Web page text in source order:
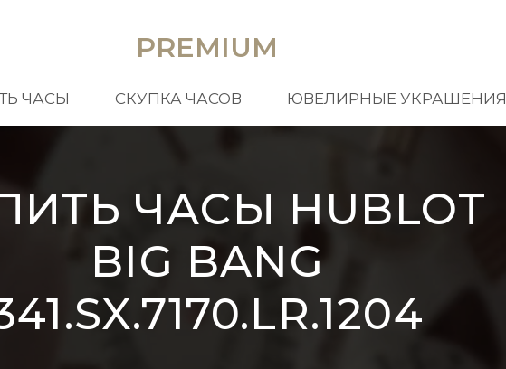
PREMIUM
ЧАСЫ СКУПКА ЧАСОВ ЮВЕЛИРНЫЕ УКРАШЕНИЯ
ЧАСЫ HUBLOT
BIG BANG